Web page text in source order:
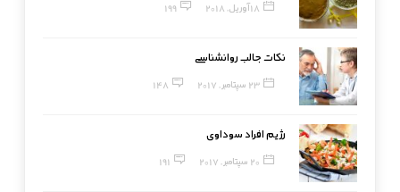
18 آوریل, 2018 199
نکات جالب روانشناسی
23 سپتامبر, 2017 148
رژیم افراد سوداوی
20 سپتامبر, 2017 191